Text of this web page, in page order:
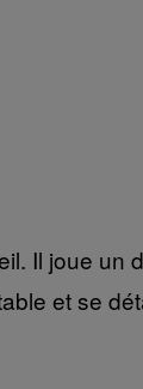
Il joue un
et se